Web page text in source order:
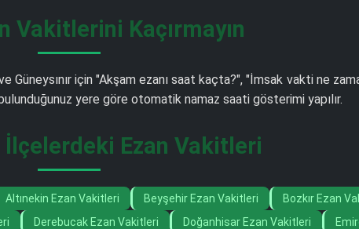
Vakitlerini Kaçırmayın
için "Akşam ezanı saat kaçta?", "İmsak vakti ne
yere göre otomatik namaz saati gösterimi yapılır.
İlçelerdeki Ezan Vakitleri
Altınekin Ezan Vakitleri Beyşehir Ezan Vakitleri Bozkır Ezan
Derebucak Ezan Vakitleri Doğanhisar Ezan Vakitleri